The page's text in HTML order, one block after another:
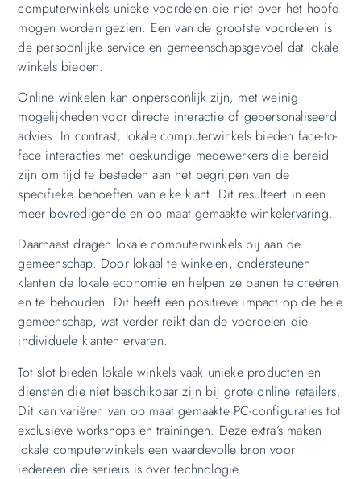
computerwinkels unieke voordelen die niet over het hoofd
mogen worden gezien. Een van de grootste voordelen is
de persoonlijke service en gemeenschapsgevoel dat lokale
winkels bieden.
Online winkelen kan onpersoonlijk zijn, met weinig
mogelijkheden voor directe interactie of gepersonaliseerd
advies. In contrast, lokale computerwinkels bieden face-to-
face interacties met deskundige medewerkers die bereid
zijn om tijd te besteden aan het begrijpen van de
specifieke behoeften van elke klant. Dit resulteert in een
meer bevredigende en op maat gemaakte winkelervaring.
Daarnaast dragen lokale computerwinkels bij aan de
gemeenschap. Door lokaal te winkelen, ondersteunen
klanten de lokale economie en helpen ze banen te creëren
en te behouden. Dit heeft een positieve impact op de hele
gemeenschap, wat verder reikt dan de voordelen die
individuele klanten ervaren.
Tot slot bieden lokale winkels vaak unieke producten en
diensten die niet beschikbaar zijn bij grote online retailers.
Dit kan variëren van op maat gemaakte PC-configuraties tot
exclusieve workshops en trainingen. Deze extra’s maken
lokale computerwinkels een waardevolle bron voor
iedereen die serieus is over technologie.